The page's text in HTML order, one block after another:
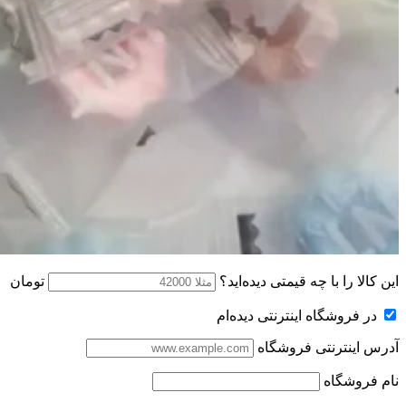
این کالا را با چه قیمتی دیده‌اید؟ تومان
در فروشگاه اینترنتی دیده‌ام
آدرس اینترنتی فروشگاه
نام فروشگاه